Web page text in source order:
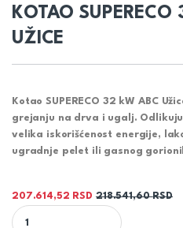
KOTAO SUPERECO
UŽICE
Kotao SUPERECO 32 kW ABC
grejanju na drva i ugalj.
velika iskorišćenost energije,
ugradnje pelet ili gasnog
207.614,52 RSD 218.541,60RSD
KOTAO SUPERECO 32 KW - ABC